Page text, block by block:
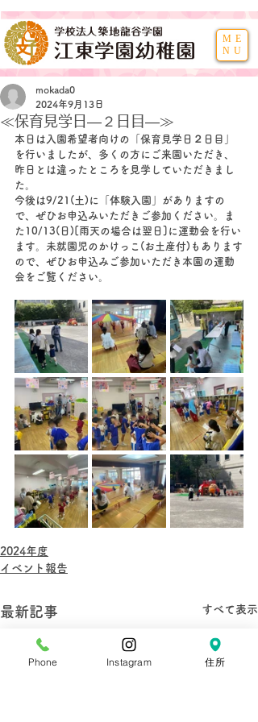
ME
NU
≪保育見学日―２日目―≫
mokada0
2024年9月13日
本日は入園希望者向けの「保育見学日２日目」
を行いましたが、多くの方にご来園いただき、
昨日とは違ったところを見学していただきまし
た。
今後は9/21(土)に「体験入園」がありますの
で、ぜひお申込みいただきご参加ください。ま
た10/13(日)[雨天の場合は翌日]に運動会を行い
ます。未就園児のかけっこ(お土産付)もあります
ので、ぜひお申込みご参加いただき本園の運動
会をご覧ください。
2024年度
イベント報告
最新記事 すべて表示
Phone Instagram 住所